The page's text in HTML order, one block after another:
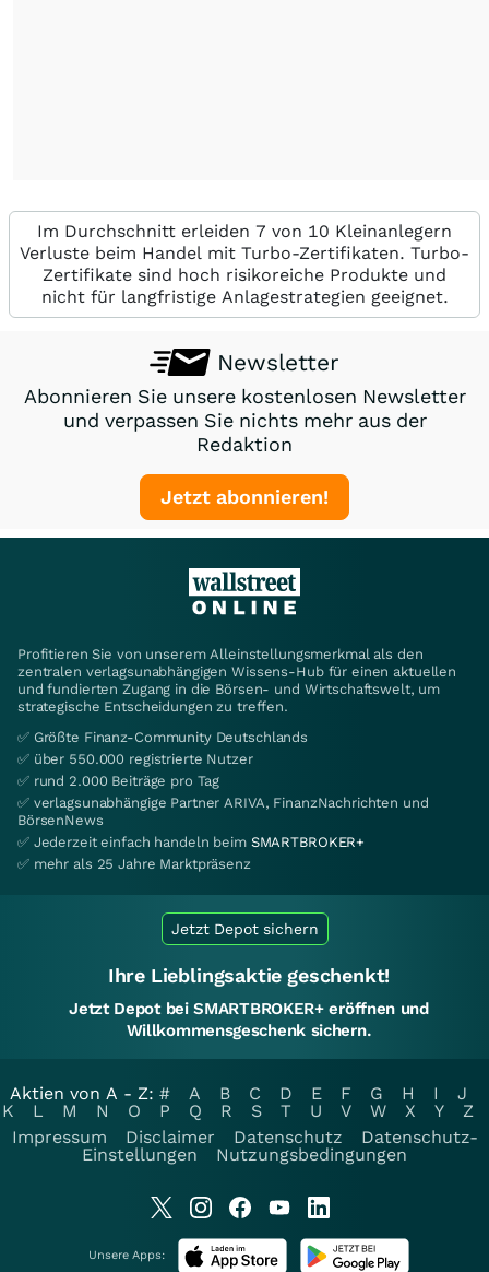
Im Durchschnitt erleiden 7 von 10 Kleinanlegern
Verluste beim Handel mit Turbo-Zertifikaten. Turbo-
Zertifikate sind hoch risikoreiche Produkte und
nicht für langfristige Anlagestrategien geeignet.
Newsletter
Abonnieren Sie unsere kostenlosen Newsletter
und verpassen Sie nichts mehr aus der
Redaktion
Jetzt abonnieren!
Profitieren Sie von unserem Alleinstellungsmerkmal als den
zentralen verlagsunabhängigen Wissens-Hub für einen aktuellen
und fundierten Zugang in die Börsen- und Wirtschaftswelt, um
strategische Entscheidungen zu treffen.
✅ Größte Finanz-Community Deutschlands
✅ über 550.000 registrierte Nutzer
✅ rund 2.000 Beiträge pro Tag
✅ verlagsunabhängige Partner ARIVA, FinanzNachrichten und
BörsenNews
✅ Jederzeit einfach handeln beim SMARTBROKER+
✅ mehr als 25 Jahre Marktpräsenz
Jetzt Depot sichern
Ihre Lieblingsaktie geschenkt!
Jetzt Depot bei SMARTBROKER+ eröffnen und
Willkommensgeschenk sichern.
Aktien von A - Z: # A B C D E F G H I
J
K
L M N O P Q R S T U V W X Y
Z
Impressum
Disclaimer Datenschutz
Datenschutz-
Einstellungen
Nutzungsbedingungen
Unsere Apps: